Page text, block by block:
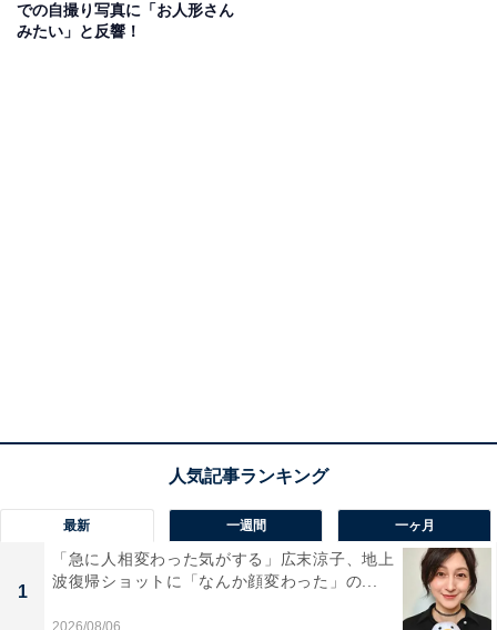
での自撮り写真に「お人形さん
みたい」と反響！
最新 一週間 一ヶ月
1
「急に人相変わった気がする」広末涼子、地上
波復帰ショットに「なんか顔変わった」の...